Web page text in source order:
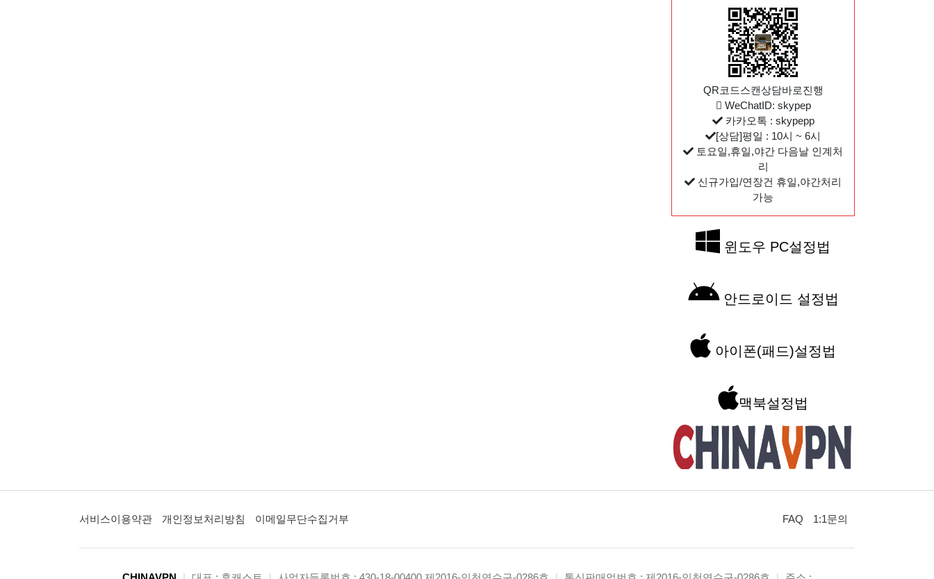
QR코드스캔상담바로진행
WeChatID: skypep
카카오톡 : skypepp
[상담]평일 : 10시 ~ 6시
토요일,휴일,야간 다음날 인계처
리
신규가입/연장건 휴일,야간처리
가능
윈도우 PC설정법
안드로이드 설정법
아이폰(패드)설정법
맥북설정법
서비스이용약관 개인정보처리방침 이메일무단수집거부 FAQ 1:1문의